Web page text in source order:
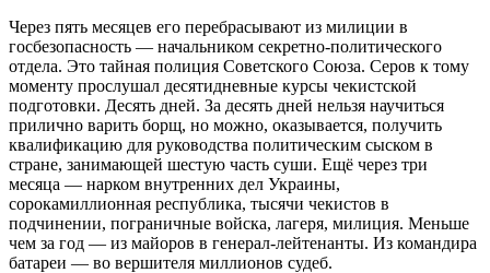
Через пять месяцев его перебрасывают из милиции в
госбезопасность — начальником секретно-политического
отдела. Это тайная полиция Советского Союза. Серов к тому
моменту прослушал десятидневные курсы чекистской
подготовки. Десять дней. За десять дней нельзя научиться
прилично варить борщ, но можно, оказывается, получить
квалификацию для руководства политическим сыском в
стране, занимающей шестую часть суши. Ещё через три
месяца — нарком внутренних дел Украины,
сорокамиллионная республика, тысячи чекистов в
подчинении, пограничные войска, лагеря, милиция. Меньше
чем за год — из майоров в генерал-лейтенанты. Из командира
батареи — во вершителя миллионов судеб.